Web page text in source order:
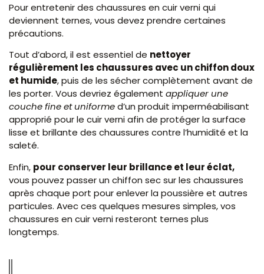
Pour entretenir des chaussures en cuir verni qui
deviennent ternes, vous devez prendre certaines
précautions.
Tout d’abord, il est essentiel de nettoyer
régulièrement les chaussures avec un chiffon doux
et humide, puis de les sécher complètement avant de
les porter. Vous devriez également appliquer une
couche fine et uniformed’un produit imperméabilisant
approprié pour le cuir verni afin de protéger la surface
lisse et brillante des chaussures contre l’humidité et la
saleté.
Enfin, pour conserver leur brillance et leur éclat,
vous pouvez passer un chiffon sec sur les chaussures
après chaque port pour enlever la poussière et autres
particules. Avec ces quelques mesures simples, vos
chaussures en cuir verni resteront ternes plus
longtemps.